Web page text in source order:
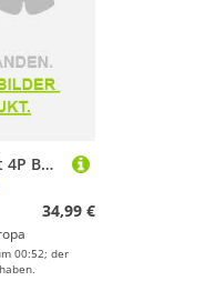
Jobe Magnum Trense 8ft 4P Boot Schlauchboot Wakeboard Jetski Wasserski Towable
34,99 €
00:52; der